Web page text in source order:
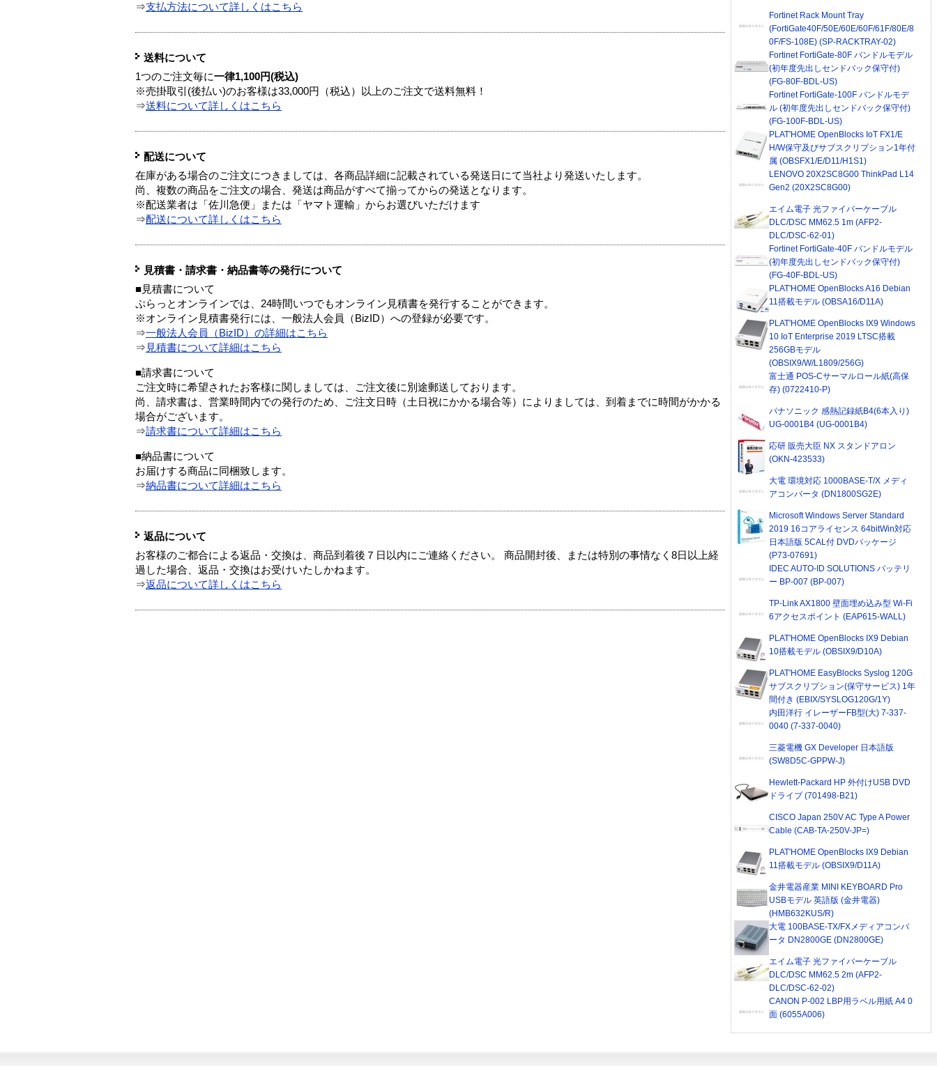
⇒支払方法について詳しくはこちら
送料について
1つのご注文毎に一律1,100円(税込)
※売掛取引(後払い)のお客様は33,000円（税込）以上のご注文で送料無料！
⇒送料について詳しくはこちら
配送について
在庫がある場合のご注文につきましては、各商品詳細に記載されている発送日にて当社より発送いたします。
尚、複数の商品をご注文の場合、発送は商品がすべて揃ってからの発送となります。
※配送業者は「佐川急便」または「ヤマト運輸」からお選びいただけます
⇒配送について詳しくはこちら
見積書・請求書・納品書等の発行について
■見積書について
ぷらっとオンラインでは、24時間いつでもオンライン見積書を発行することができます。
※オンライン見積書発行には、一般法人会員（BizID）への登録が必要です。
⇒一般法人会員（BizID）の詳細はこちら
⇒ 見積書について詳細はこちら
■請求書について
ご注文時に希望されたお客様に関しましては、ご注文後に別途郵送しております。
尚、請求書は、営業時間内での発行のため、ご注文日時（土日祝にかかる場合等）によりましては、到着までに時間がかかる
場合がございます。
⇒請求書について詳細はこちら
■納品書について
お届けする商品に同梱致します。
⇒納品書について詳細はこちら
返品について
お客様のご都合による返品・交換は、商品到着後７日以内にご連絡ください。 商品開封後、または特別の事情なく8日以上経
過した場合、返品・交換はお受けいたしかねます。
⇒返品について詳しくはこちら
Fortinet Rack Mount Tray
(FortiGate40F/50E/60E/60F/61F/80E/8
0F/FS-108E) (SP-RACKTRAY-02)
Fortinet FortiGate-80F バンドルモデル
(初年度先出しセンドバック保守付)
(FG-80F-BDL-US)
Fortinet FortiGate-100F バンドルモデ
ル (初年度先出しセンドバック保守付)
(FG-100F-BDL-US)
PLAT'HOME OpenBlocks IoT FX1/E
H/W保守及びサブスクリプション1年付
属 (OBSFX1/E/D11/H1S1)
LENOVO 20X2SC8G00 ThinkPad L14
Gen2 (20X2SC8G00)
エイム電子 光ファイバーケーブル
DLC/DSC MM62.5 1m (AFP2-
DLC/DSC-62-01)
Fortinet FortiGate-40F バンドルモデル
(初年度先出しセンドバック保守付)
(FG-40F-BDL-US)
PLAT'HOME OpenBlocks A16 Debian
11搭載モデル (OBSA16/D11A)
PLAT'HOME OpenBlocks IX9 Windows
10 IoT Enterprise 2019 LTSC搭載
256GBモデル
(OBSIX9/W/L1809/256G)
富士通 POS-Cサーマルロール紙(高保
存) (0722410-P)
パナソニック 感熱記録紙B4(6本入り)
UG-0001B4 (UG-0001B4)
応研 販売大臣 NX スタンドアロン
(OKN-423533)
大電 環境対応 1000BASE-T/X メディ
アコンバータ (DN1800SG2E)
Microsoft Windows Server Standard
2019 16コアライセンス 64bitWin対応
日本語版 5CAL付 DVDパッケージ
(P73-07691)
IDEC AUTO-ID SOLUTIONS バッテリ
ー BP-007 (BP-007)
TP-Link AX1800 壁面埋め込み型 Wi-Fi
6アクセスポイント (EAP615-WALL)
PLAT'HOME OpenBlocks IX9 Debian
10搭載モデル (OBSIX9/D10A)
PLAT'HOME EasyBlocks Syslog 120G
サブスクリプション(保守サービス) 1年
間付き (EBIX/SYSLOG120G/1Y)
内田洋行 イレーザーFB型(大) 7-337-
0040 (7-337-0040)
三菱電機 GX Developer 日本語版
(SW8D5C-GPPW-J)
Hewlett-Packard HP 外付けUSB DVD
ドライブ (701498-B21)
CISCO Japan 250V AC Type A Power
Cable (CAB-TA-250V-JP=)
PLAT'HOME OpenBlocks IX9 Debian
11搭載モデル (OBSIX9/D11A)
金井電器産業 MINI KEYBOARD Pro
USBモデル 英語版 (金井電器)
(HMB632KUS/R)
大電 100BASE-TX/FXメディアコンバ
ータ DN2800GE (DN2800GE)
エイム電子 光ファイバーケーブル
DLC/DSC MM62.5 2m (AFP2-
DLC/DSC-62-02)
CANON P-002 LBP用ラベル用紙 A4 0
面 (6055A006)